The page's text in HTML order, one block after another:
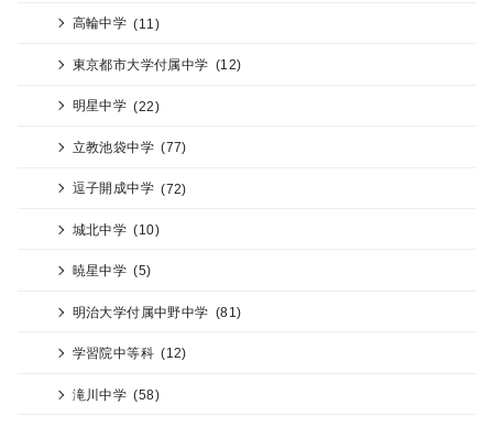
高輪中学 (11)
東京都市大学付属中学 (12)
明星中学 (22)
立教池袋中学 (77)
逗子開成中学 (72)
城北中学 (10)
暁星中学 (5)
明治大学付属中野中学 (81)
学習院中等科 (12)
滝川中学 (58)